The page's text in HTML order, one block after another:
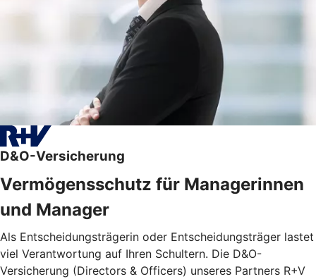
D&O-Versicherung
Vermögensschutz für Managerinnen
und Manager
Als Entscheidungsträgerin oder Entscheidungsträger lastet
viel Verantwortung auf Ihren Schultern. Die D&O-
Versicherung (Directors & Officers) unseres Partners R+V